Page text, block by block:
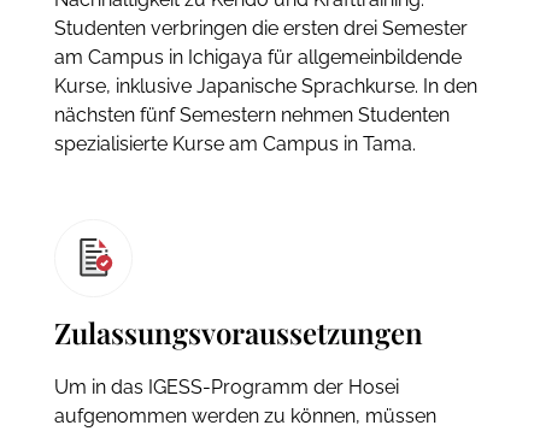
Studenten verbringen die ersten drei Semester
am Campus in Ichigaya für allgemeinbildende
Kurse, inklusive Japanische Sprachkurse. In den
nächsten fünf Semestern nehmen Studenten
spezialisierte Kurse am Campus in Tama.
Zulassungsvoraussetzungen
Um in das IGESS-Programm der Hosei
aufgenommen werden zu können, müssen